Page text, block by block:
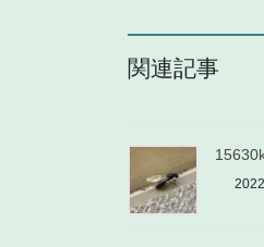
関連記事